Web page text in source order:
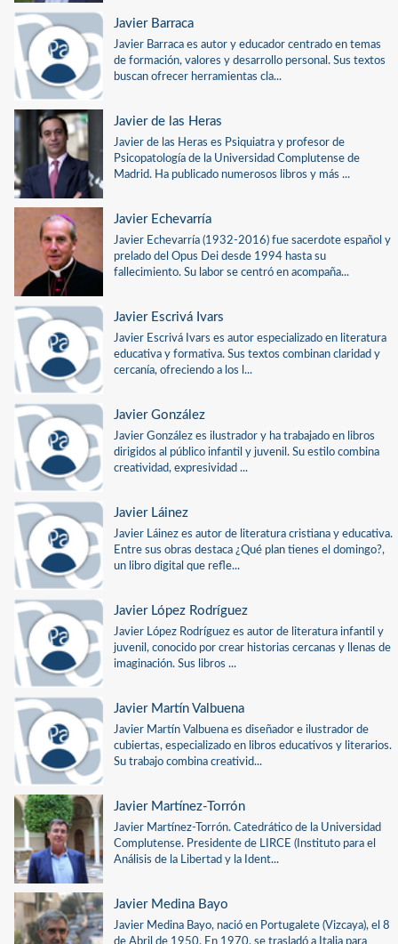
Javier Barraca
Javier Barraca es autor y educador centrado en temas
de formación, valores y desarrollo personal. Sus textos
buscan ofrecer herramientas cla...
Javier de las Heras
Javier de las Heras es Psiquiatra y profesor de
Psicopatología de la Universidad Complutense de
Madrid. Ha publicado numerosos libros y más ...
Javier Echevarría
Javier Echevarría (1932-2016) fue sacerdote español y
prelado del Opus Dei desde 1994 hasta su
fallecimiento. Su labor se centró en acompaña...
Javier Escrivá Ivars
Javier Escrivá Ivars es autor especializado en literatura
educativa y formativa. Sus textos combinan claridad y
cercanía, ofreciendo a los l...
Javier González
Javier González es ilustrador y ha trabajado en libros
dirigidos al público infantil y juvenil. Su estilo combina
creatividad, expresividad ...
Javier Láinez
Javier Láinez es autor de literatura cristiana y educativa.
Entre sus obras destaca ¿Qué plan tienes el domingo?,
un libro digital que refle...
Javier López Rodríguez
Javier López Rodríguez es autor de literatura infantil y
juvenil, conocido por crear historias cercanas y llenas de
imaginación. Sus libros ...
Javier Martín Valbuena
Javier Martín Valbuena es diseñador e ilustrador de
cubiertas, especializado en libros educativos y literarios.
Su trabajo combina creativid...
Javier Martínez-Torrón
Javier Martínez-Torrón. Catedrático de la Universidad
Complutense. Presidente de LIRCE (Instituto para el
Análisis de la Libertad y la Ident...
Javier Medina Bayo
Javier Medina Bayo, nació en Portugalete (Vizcaya), el 8
de Abril de 1950. En 1970, se trasladó a Italia para